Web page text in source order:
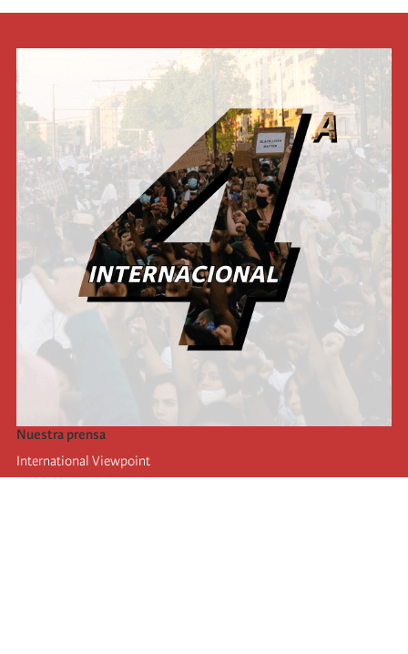
Nuestra prensa
International Viewpoint